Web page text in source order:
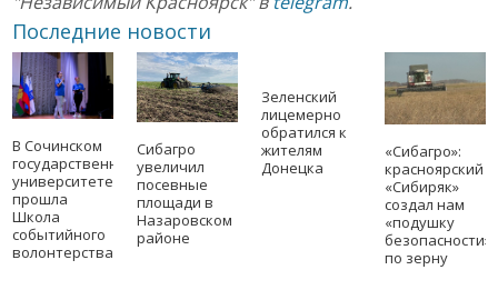
Последние новости
В Сочинском
государственном
университете
прошла
Школа
событийного
волонтерства
Сибагро
увеличил
посевные
площади в
Назаровском
районе
Зеленский
лицемерно
обратился к
жителям
Донецка
«Сибагро»:
красноярский
«Сибиряк»
создал нам
«подушку
безопасности»
по зерну